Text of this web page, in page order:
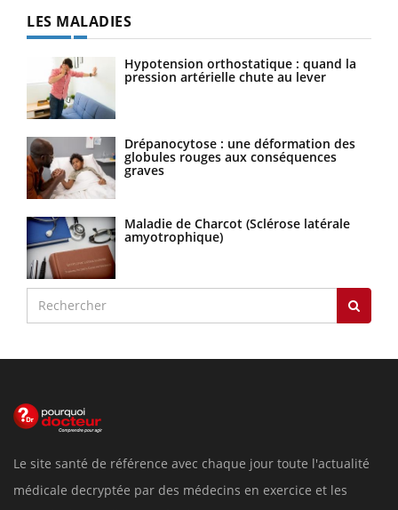
LES MALADIES
Hypotension orthostatique : quand la
pression artérielle chute au lever
Drépanocytose : une déformation des
globules rouges aux conséquences
graves
Maladie de Charcot (Sclérose latérale
amyotrophique)
Le site santé de référence avec chaque jour toute l'actualité
médicale decryptée par des médecins en exercice et les